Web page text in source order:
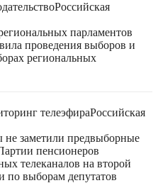
Российская
парламентов
проведения выборов и
региональных
телеэфираРоссийская
заметили предвыборные
пенсионеров
телеканалов на второй
по выборам депутатов